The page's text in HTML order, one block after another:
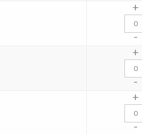
+
-
+
-
+
-